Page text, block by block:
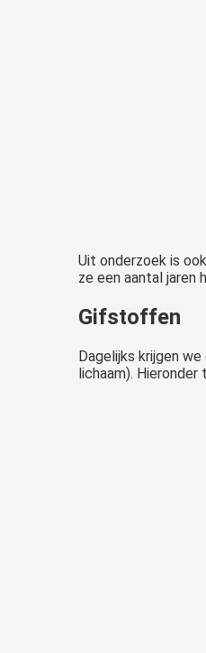
Uit onderzoek is
ze een aantal jaren
Gifstoffen
Dagelijks krijgen
lichaam).